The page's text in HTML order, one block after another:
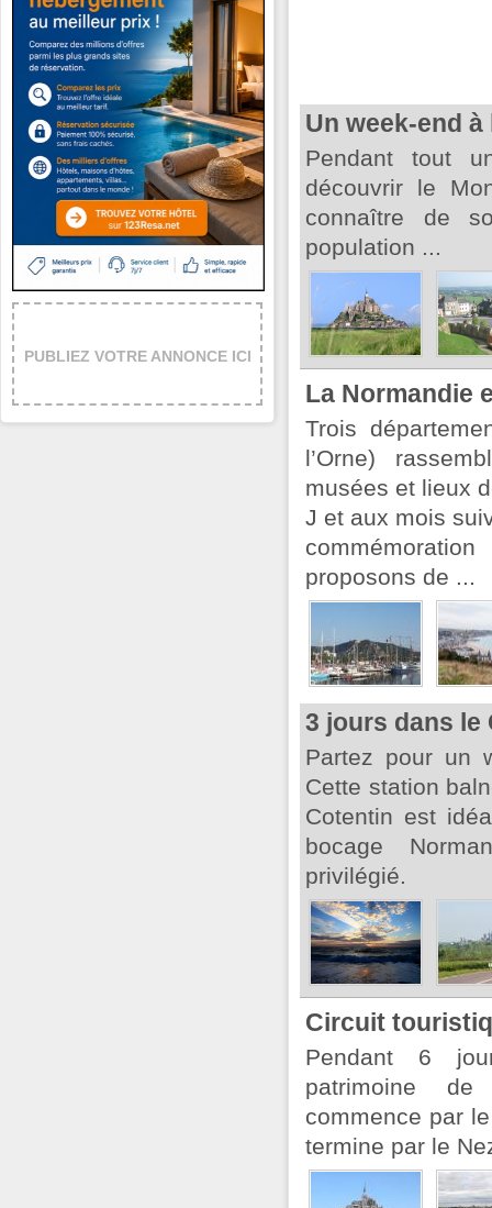
Un week-end
Pendant tout
découvrir le
connaître de
population ...
La Normandie
Trois
l’Orne)
musées et lieux
J et aux mois
proposons de ...
3 jours dans le
Partez pour un
Cette station
Cotentin est
bocage
privilégié.
Circuit
Pendant 6
patrimoine
commence par
termine par le
PUBLIEZ VOTRE ANNONCE ICI